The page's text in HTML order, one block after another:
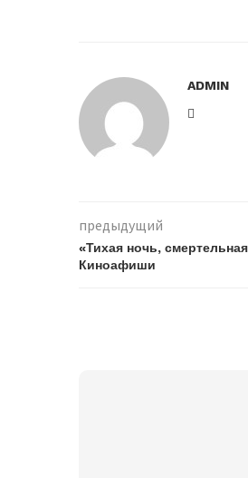
ADMIN
предыдущий
«Тихая ночь,
Киноафиши